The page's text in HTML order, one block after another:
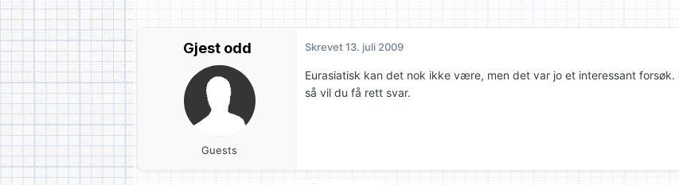
Gjest odd
Guests
Skrevet13. juli 2009
Eurasiatisk kan det nok ikke være, men det var jo et interessant forsøk.
så vil du få rett svar.